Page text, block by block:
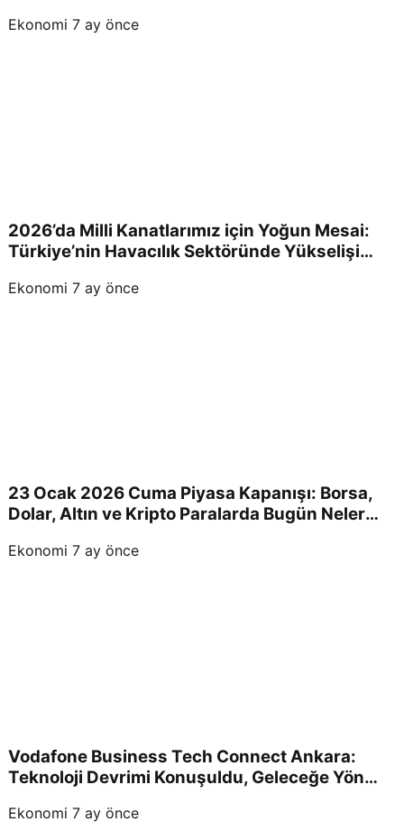
Ekonomi 7 ay önce
2026’da Milli Kanatlarımız için Yoğun Mesai:
Türkiye’nin Havacılık Sektöründe Yükselişi
Ekonomi 7 ay önce
23 Ocak 2026 Cuma Piyasa Kapanışı: Borsa,
Dolar, Altın ve Kripto Paralarda Bugün Neler
Ekonomi 7 ay önce
Vodafone Business Tech Connect Ankara:
Teknoloji Devrimi Konuşuldu, Geleceğe Yön
Ekonomi 7 ay önce